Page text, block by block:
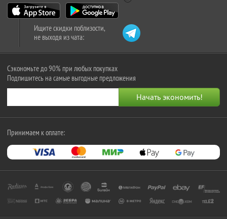
Ищите скидки поблизости,
не выходя из чата:
Сэкономьте до 90% при любых покупках
Подпишитесь на самые выгодные предложения
Принимаем к оплате: